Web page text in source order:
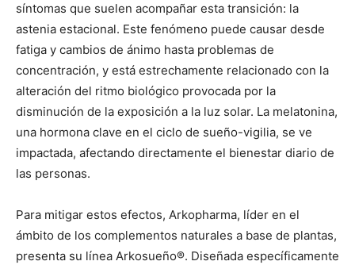
síntomas que suelen acompañar esta transición: la
astenia estacional. Este fenómeno puede causar desde
fatiga y cambios de ánimo hasta problemas de
concentración, y está estrechamente relacionado con la
alteración del ritmo biológico provocada por la
disminución de la exposición a la luz solar. La melatonina,
una hormona clave en el ciclo de sueño-vigilia, se ve
impactada, afectando directamente el bienestar diario de
las personas.
Para mitigar estos efectos, Arkopharma, líder en el
ámbito de los complementos naturales a base de plantas,
presenta su línea Arkosueño®. Diseñada específicamente